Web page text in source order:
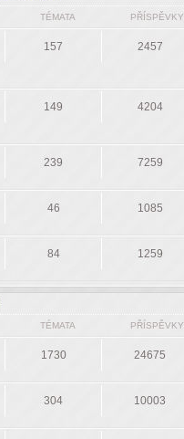
TÉMATA PŘÍSPĚVKY
157 2457
149 4204
239 7259
46 1085
84 1259
TÉMATA PŘÍSPĚVKY
1730 24675
304 10003